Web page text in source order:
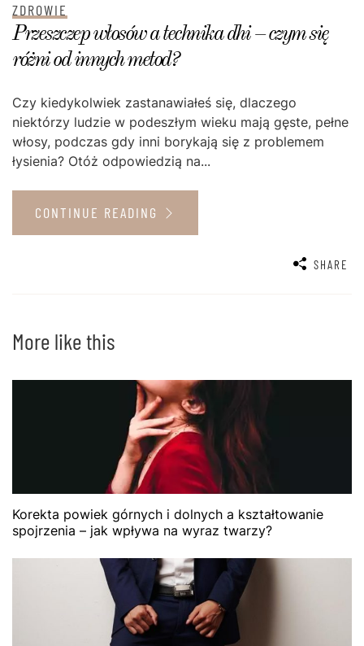
ZDROWIE
Przeszczep włosów a technika dhi – czym się
różni od innych metod?
Czy kiedykolwiek zastanawiałeś się, dlaczego
niektórzy ludzie w podeszłym wieku mają gęste, pełne
włosy, podczas gdy inni borykają się z problemem
łysienia? Otóż odpowiedzią na...
CONTINUE READING
SHARE
More like this
Korekta powiek górnych i dolnych a kształtowanie
spojrzenia – jak wpływa na wyraz twarzy?